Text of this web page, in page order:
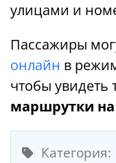
улицами и
Пассажиры
онлайн в
чтобы увидеть
маршрутки на
Категория: